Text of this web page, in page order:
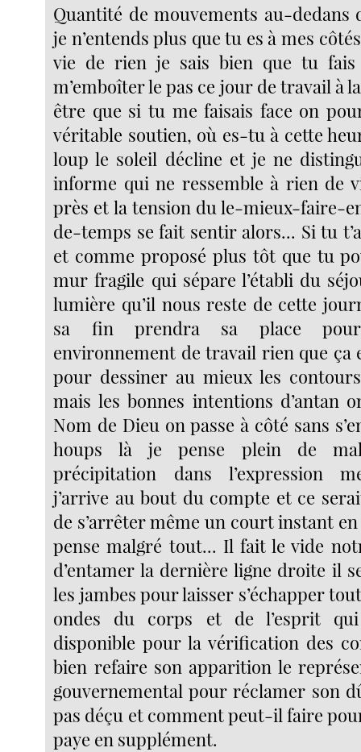
Quantité de mouvements au-
je n’entends plus que tu es à mes
vie de rien je sais bien que tu
m’emboîter le pas ce jour de travail à
être que si tu me faisais face on
véritable soutien, où es-tu à cette
loup le soleil décline et je ne
informe qui ne ressemble à rien de
près et la tension du le-mieux-faire-
de-temps se fait sentir alors... Si tu
et comme proposé plus tôt que tu
mur fragile qui sépare l’établi du
lumière qu’il nous reste de cette
sa fin prendra sa place
environnement de travail rien que ça
pour dessiner au mieux les
mais les bonnes intentions d’antan
Nom de Dieu on passe à côté sans
houps là je pense plein de
précipitation dans l’expression
j’arrive au bout du compte et ce
de s’arrêter même un court instant
pense malgré tout... Il fait le vide
d’entamer la dernière ligne droite il
les jambes pour laisser s’échapper
ondes du corps et de l’esprit
disponible pour la vérification des
bien refaire son apparition le
gouvernemental pour réclamer son
pas déçu et comment peut-il faire
paye en supplément.